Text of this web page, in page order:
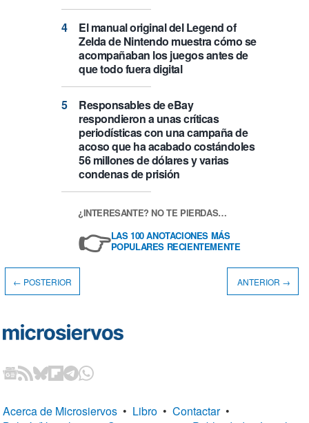
El manual original del Legend of
Zelda de Nintendo muestra cómo se
acompañaban los juegos antes de
que todo fuera digital
Responsables de eBay
respondieron a unas críticas
periodísticas con una campaña de
acoso que ha acabado costándoles
56 millones de dólares y varias
condenas de prisión
¿INTERESANTE? NO TE PIERDAS…
👉LAS 100 ANOTACIONES MÁS
POPULARES RECIENTEMENTE
← POSTERIOR ANTERIOR →
Acerca de Microsiervos • Libro • Contactar •